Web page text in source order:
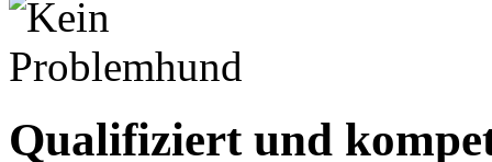
Qualifiziert und